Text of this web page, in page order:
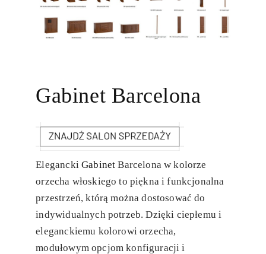
Gabinet Barcelona
EleganckiGabinet Barcelona w kolorze
orzecha włoskiego to piękna i funkcjonalna
przestrzeń, którą można dostosować do
indywidualnych potrzeb. Dzięki ciepłemu i
eleganckiemu kolorowi orzecha,
modułowym opcjom konfiguracji i